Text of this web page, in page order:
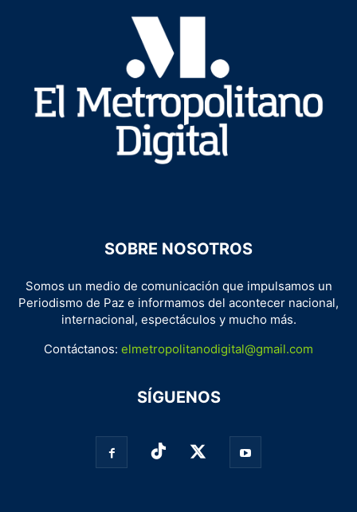
SOBRE NOSOTROS
Somos un medio de comunicación que impulsamos un
Periodismo de Paz e informamos del acontecer nacional,
internacional, espectáculos y mucho más.
Contáctanos: elmetropolitanodigital@gmail.com
SÍGUENOS